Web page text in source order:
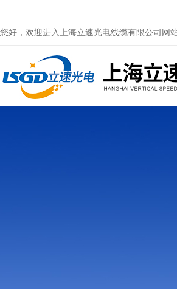
您好，欢迎进入上海立速光电线缆有限公司网站